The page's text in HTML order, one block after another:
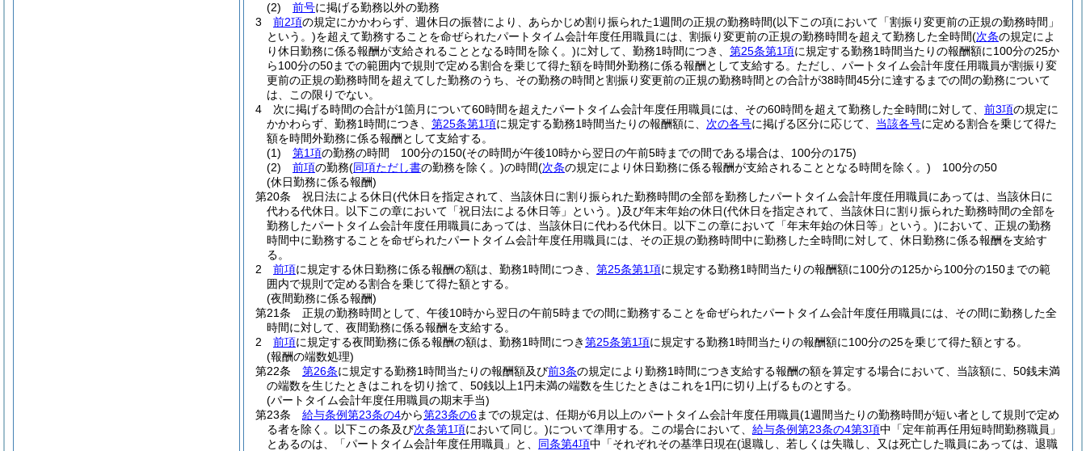
(2)
前号に掲げる勤務以外の勤務
3
前2項の規定にかかわらず、週休日の振替により、あらかじめ割り振られた1週間の正規の勤務時間(以下この項において「割振り変更前の正規の勤務時間」
という。)を超えて勤務することを命ぜられたパートタイム会計年度任用職員には、割振り変更前の正規の勤務時間を超えて勤務した全時間(次条の規定によ
り休日勤務に係る報酬が支給されることとなる時間を除く。)に対して、勤務1時間につき、 第25条第1項に規定する勤務1時間当たりの報酬額に100分の25か
ら100分の50までの範囲内で規則で定める割合を乗じて得た額を時間外勤務に係る報酬として支給する。 ただし、パートタイム会計年度任用職員が割振り変
更前の正規の勤務時間を超えてした勤務のうち、その勤務の時間と割振り変更前の正規の勤務時間との合計が38時間45分に達するまでの間の勤務について
は、この限りでない。
4
次に掲げる時間の合計が1箇月について60時間を超えたパートタイム会計年度任用職員には、その60時間を超えて勤務した全時間に対して、 前3項の規定に
かかわらず、勤務1時間につき、 第25条第1項に規定する勤務1時間当たりの報酬額に、 次の各号に掲げる区分に応じて、 当該各号に定める割合を乗じて得た
額を時間外勤務に係る報酬として支給する。
(1)
第1項の勤務の時間 100分の150(その時間が午後10時から翌日の午前5時までの間である場合は、100分の175)
(2)
前項の勤務(同項ただし書の勤務を除く。)の時間(次条の規定により休日勤務に係る報酬が支給されることとなる時間を除く。) 100分の50
(休日勤務に係る報酬)
第20条
祝日法による休日(代休日を指定されて、当該休日に割り振られた勤務時間の全部を勤務したパートタイム会計年度任用職員にあっては、当該休日に
代わる代休日。以下この章において「祝日法による休日等」という。)及び年末年始の休日(代休日を指定されて、当該休日に割り振られた勤務時間の全部を
勤務したパートタイム会計年度任用職員にあっては、当該休日に代わる代休日。以下この章において「年末年始の休日等」という。)において、正規の勤務
時間中に勤務することを命ぜられたパートタイム会計年度任用職員には、その正規の勤務時間中に勤務した全時間に対して、休日勤務に係る報酬を支給す
る。
2
前項に規定する休日勤務に係る報酬の額は、勤務1時間につき、 第25条第1項に規定する勤務1時間当たりの報酬額に100分の125から100分の150までの範
囲内で規則で定める割合を乗じて得た額とする。
(夜間勤務に係る報酬)
第21条
正規の勤務時間として、午後10時から翌日の午前5時までの間に勤務することを命ぜられたパートタイム会計年度任用職員には、その間に勤務した全
時間に対して、夜間勤務に係る報酬を支給する。
2
前項に規定する夜間勤務に係る報酬の額は、勤務1時間につき第25条第1項に規定する勤務1時間当たりの報酬額に100分の25を乗じて得た額とする。
(報酬の端数処理)
第22条
第26条に規定する勤務1時間当たりの報酬額及び前3条の規定により勤務1時間につき支給する報酬の額を算定する場合において、当該額に、50銭未満
の端数を生じたときはこれを切り捨て、50銭以上1円未満の端数を生じたときはこれを1円に切り上げるものとする。
(パートタイム会計年度任用職員の期末手当)
第23条
給与条例第23条の4から第23条の6までの規定は、任期が6月以上のパートタイム会計年度任用職員(1週間当たりの勤務時間が短い者として規則で定め
る者を除く。以下この条及び次条第1項において同じ。)について準用する。 この場合において、 給与条例第23条の4第3項中「定年前再任用短時間勤務職員」
とあるのは、「パートタイム会計年度任用職員」と、 同条第4項中「それぞれその基準日現在(退職し、若しくは失職し、又は死亡した職員にあっては、退職